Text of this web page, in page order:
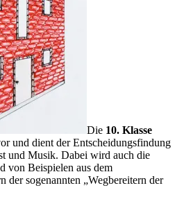
Die 10. Klasse
und dient der Entscheidungsfindung
und Musik. Dabei wird auch die
von Beispielen aus dem
der sogenannten „Wegbereitern der